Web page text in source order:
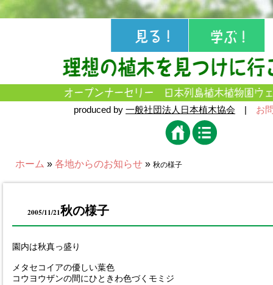
produced by 一般社団法人日本植木協会 | お
ホーム » 各地からのお知らせ » 秋の様子
2005/11/21秋の様子
園内は秋真っ盛り
メタセコイアの優しい葉色
コウヨウザンの間にひときわ色づくモミジ